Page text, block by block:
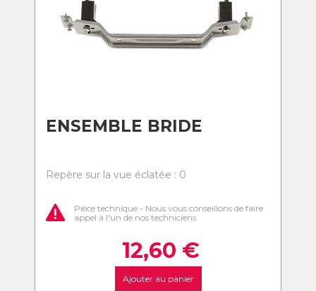
ENSEMBLE BRIDE
Repère sur la vue éclatée : 0
Pièce technique - Nous vous conseillons de faire
appel à l'un de nos techniciens
12,60 €
Ajouter au panier